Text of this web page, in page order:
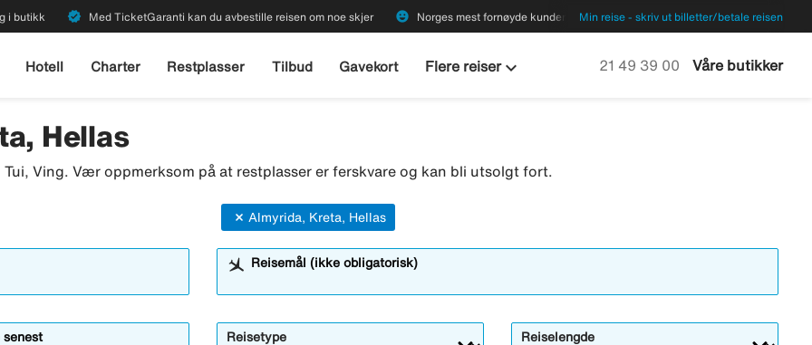
i butikk verified Med TicketGaranti kan du avbestille reisen om noe skjer emoji_emotions Norges mest fornøyde kunder Min reise - skriv ut billetter/betale reisen
Hotell Charter Restplasser Tilbud Gavekort Flere reiserkeyboard_arrow_down Ring oss på
21 49 39 00 Våre butikker
Hellas
Ving. Vær oppmerksom på at restplasser er ferskvare og kan bli utsolgt fort.
Reisemål (ikke obligatorisk)
Almyrida, Kreta, Hellas
senest Reisetype Reiselengde